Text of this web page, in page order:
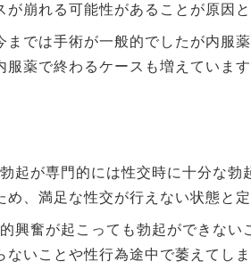
が崩れる可能性があることが原因と
までは手術が一般的でしたが内服
服薬で終わるケースも増えています
起が専門的には性交時に十分な
め、満足な性交が行えない状態と
興奮が起こっても勃起ができな
ないことや性行為途中で萎えてし